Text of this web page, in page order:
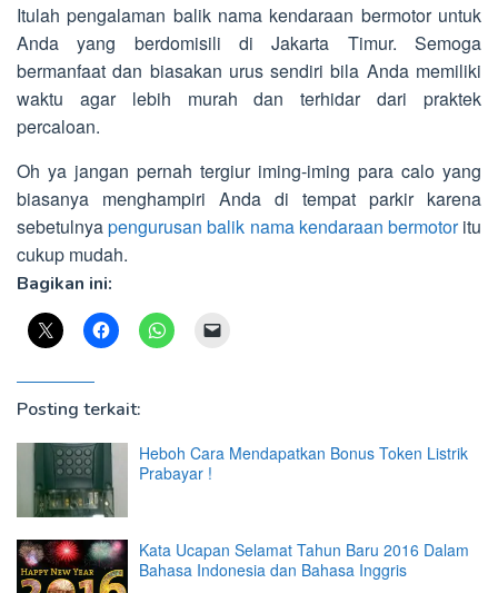
Itulah pengalaman balik nama kendaraan bermotor untuk
Anda yang berdomisili di Jakarta Timur. Semoga
bermanfaat dan biasakan urus sendiri bila Anda memiliki
waktu agar lebih murah dan terhidar dari praktek
percaloan.
Oh ya jangan pernah tergiur iming-iming para calo yang
biasanya menghampiri Anda di tempat parkir karena
sebetulnyapengurusan balik nama kendaraan bermotoritu
cukup mudah.
Bagikan ini:
Posting terkait:
Heboh Cara Mendapatkan Bonus Token Listrik
Prabayar !
Kata Ucapan Selamat Tahun Baru 2016 Dalam
Bahasa Indonesia dan Bahasa Inggris